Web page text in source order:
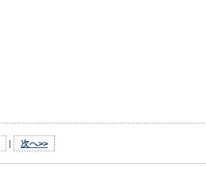
| 次へ>>